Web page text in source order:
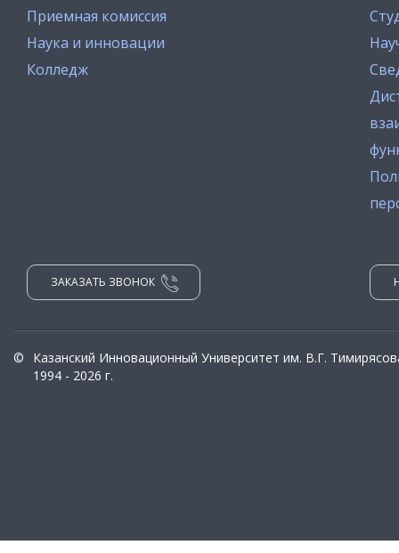
Приемная комиссия
Наука и инновации
Колледж
ЗАКАЗАТЬ ЗВОНОК
©
Казанский Инновационный Университет им. В.Г.
1994 - 2026 г.